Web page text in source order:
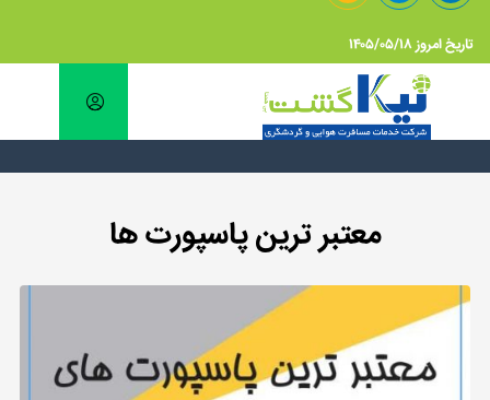
تاریخ امروز ۱۴۰۵/۰۵/۱۸
معتبر ترین پاسپورت ها